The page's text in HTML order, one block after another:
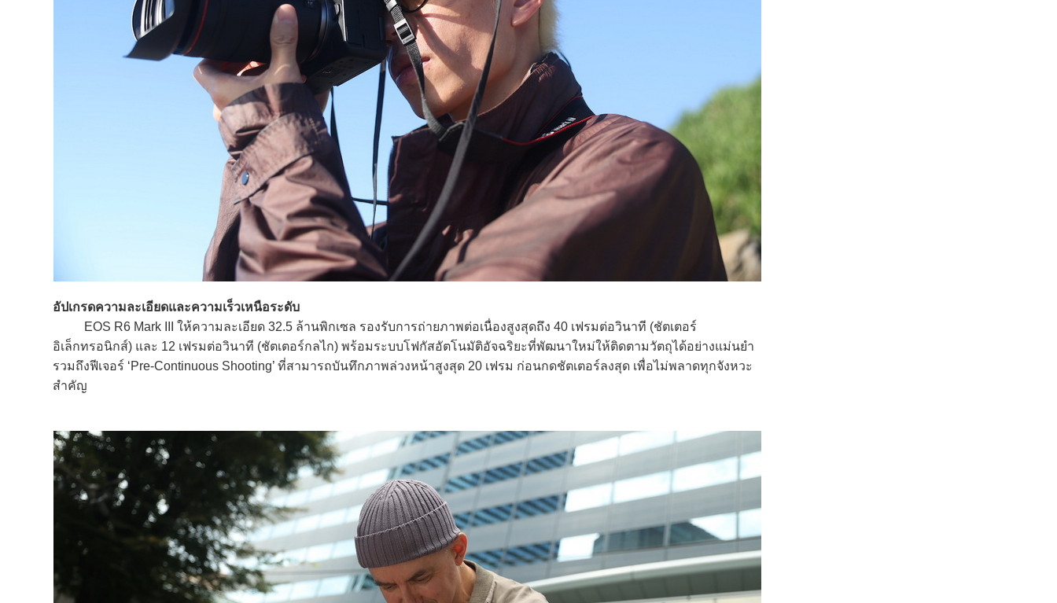
อัปเกรดความละเอียดและความเร็วเหนือระดับ
EOS R6 Mark III ให้ความละเอียด 32.5 ล้านพิกเซล รองรับการถ่ายภาพต่อเนื่องสูงสุดถึง 40 เฟรมต่อวินาที (ชัตเตอร์
อิเล็กทรอนิกส์) และ 12 เฟรมต่อวินาที (ชัตเตอร์กลไก) พร้อมระบบโฟกัสอัตโนมัติอัจฉริยะที่พัฒนาใหม่ให้ติดตามวัตถุได้อย่างแม่นยำ
รวมถึงฟีเจอร์ ‘Pre-Continuous Shooting’ ที่สามารถบันทึกภาพล่วงหน้าสูงสุด 20 เฟรม ก่อนกดชัตเตอร์ลงสุด เพื่อไม่พลาดทุกจังหวะ
สำคัญ